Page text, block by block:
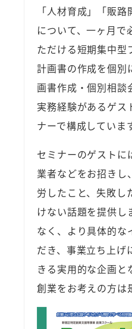
「人材育成」「販
について、一ヶ月で
ただける短期集中型
計画書の作成を個別
画書作成・個別相談
実務経験があるゲス
ナーで構成しています
セミナーのゲストに
業者などをお招きし
労したこと、失敗し
けない話題を提供し
なく、より具体的な
だき、事業立ち上げ
きる実用的な企画と
創業をお考えの方は